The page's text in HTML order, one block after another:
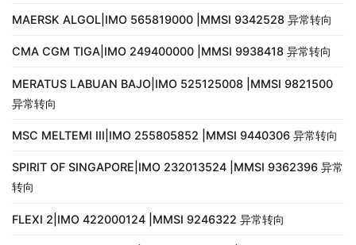
MAERSK ALGOL|IMO 565819000 |MMSI 9342528 异常转向
CMA CGM TIGA|IMO 249400000 |MMSI 9938418 异常转向
MERATUS LABUAN BAJO|IMO 525125008 |MMSI 9821500
异常转向
MSC MELTEMI III|IMO 255805852 |MMSI 9440306 异常转向
SPIRIT OF SINGAPORE|IMO 232013524 |MMSI 9362396 异常
转向
FLEXI 2|IMO 422000124 |MMSI 9246322 异常转向